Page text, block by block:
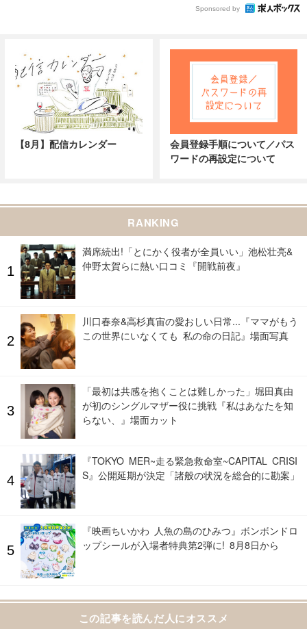
Sponsored by
【8月】配信カレンダー
会員登録手順について／パス
ワードの再設定について
RANKING
満席続出!「とにかく役者が全員いい」池松壮亮&
仲野太賀らに熱い口コミ『開戦前夜』
川口春奈&高杉真宙の愛おしい日常...『ママがもう
この世界にいなくても 私の命の日記』場面写真
「最初は共感を抱くことは難しかった」堀田真由
が初のシングルマザー役に挑戦『私はあなたを知
らない、』場面カット
『TOKYO MER~走る緊急救命室~CAPITAL CRISI
S』公開延期が決定「諸般の状況を総合的に勘案」
『映画ちいかわ 人魚の島のひみつ』ボンボンドロ
ップシールが入場者特典第2弾に! 8月8日から
この記事を読んだ人にオススメ